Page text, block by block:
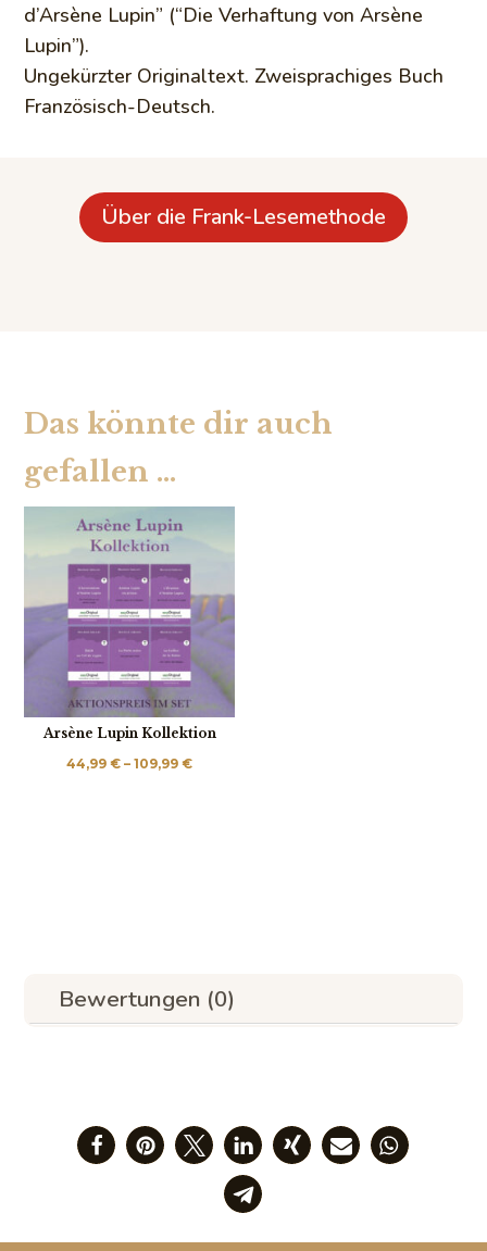
d’Arsène Lupin” (“Die Verhaftung von Arsène
Lupin”).
Ungekürzter Originaltext. Zweisprachiges Buch
Französisch-Deutsch.
Über die Frank-Lesemethode
Das könnte dir auch
gefallen …
Arsène Lupin Kollektion
44,99€ –109,99€Preisspanne:
Bewertungen (0)